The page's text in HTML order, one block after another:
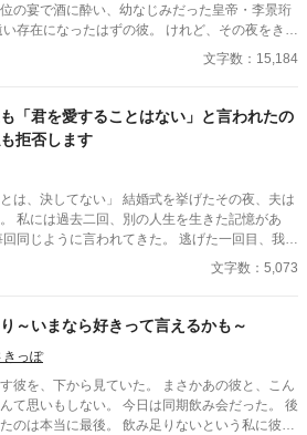
の宴で酒に酔い、幼なじみだった皇帝・李景珩
き出す。 冷酷と恐れられる皇帝が、
は甘すぎて――。
文字数：15,184
「君を愛することはない」と言われたの
拒否します
とは、決してない」 結婚式を挙げたその夜、夫は
私には過去二回、別の人生を生きた記憶があ
うに言われてきた。 逃げた一回目、我慢
れも上手くいかなかった。 だから今回は。
文字数：5,073
～いまなら好きって言えるかも～
きっぽ
彼を、下から見ていた。 まさかあの彼と、こん
い。 今日は同期飲み会だった。 後
後。 飲み足りないという私に彼は